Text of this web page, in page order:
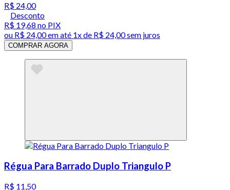
R$ 24,00
Desconto
R$ 19,68 no PIX
ou R$ 24,00em até 1x de R$ 24,00sem juros
COMPRAR AGORA
Régua Para Barrado Duplo Triangulo P
R$ 11,50